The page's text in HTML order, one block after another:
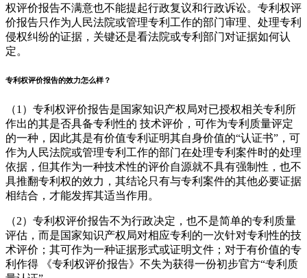
权评价报告不满意也不能提起行政复议和行政诉讼。专利权评
价报告只作为人民法院或管理专利工作的部门审理、处理专利
侵权纠纷的证据，关键还是看法院或专利部门对证据如何认
定。
专利权评价报告的效力怎么样？
（1）专利权评价报告是国家知识产权局对已授权相关专利所
作出的其是否具备专利性的 技术评价，可作为专利质量评定
的一种，因此其是有价值专利证明其自身价值的“认证书”，可
作为人民法院或管理专利工作的部门在处理专利案件时的处理
依据，但其作为一种技术性的评价自源就不具有强制性，也不
具推翻专利权的效力，其结论只有与专利案件的其他必要证据
相结合，才能发挥其适当作用。
（2）专利权评价报告不为行政决定，也不是简单的专利质量
评估，而是国家知识产权局对相应专利的一次针对专利性的技
术评价；其可作为一种证据形式或证明文件；对于有价值的专
利作得 《专利权评价报告》不失为获得一份初步官方“专利质